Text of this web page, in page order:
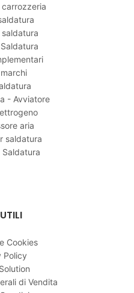
carrozzeria
- Avviatore
aria
saldatura
Cookies
Policy
di Vendita